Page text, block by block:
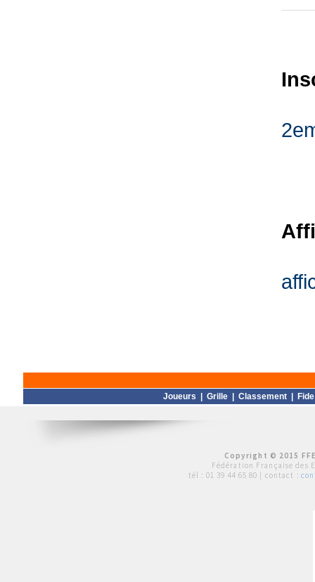
Joueurs Grille Classement Fide
Copyright © 2015
Fédération Française des
tél : 01 39 44 65 80 | contact :